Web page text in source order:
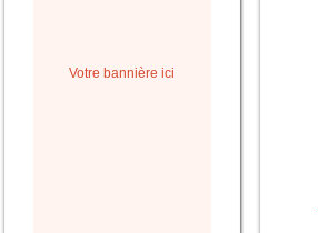
Votre bannière ici